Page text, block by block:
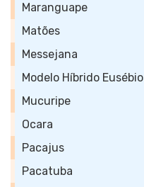
Maranguape
Matões
Messejana
Modelo Híbrido Eusébio
Mucuripe
Ocara
Pacajus
Pacatuba